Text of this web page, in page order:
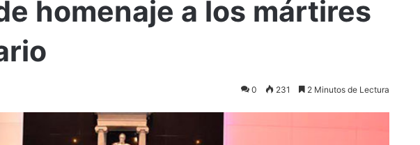
homenaje a los mártires
0 231 2 Minutos de Lectura